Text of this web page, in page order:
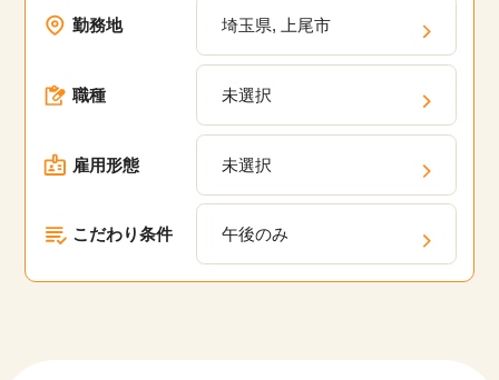
勤務地 埼玉県, 上尾市
職種 未選択
雇用形態 未選択
こだわり条件 午後のみ
17,033 他の条件を選択